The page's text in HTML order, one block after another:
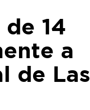
14
a
de